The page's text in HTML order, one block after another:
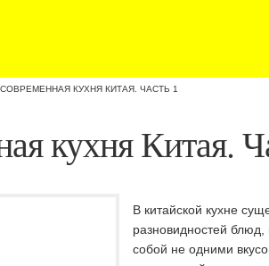
СОВРЕМЕННАЯ КУХНЯ КИТАЯ. ЧАСТЬ 1
кухня Китая.
В китайской кухне
разновидностей
собой не одними